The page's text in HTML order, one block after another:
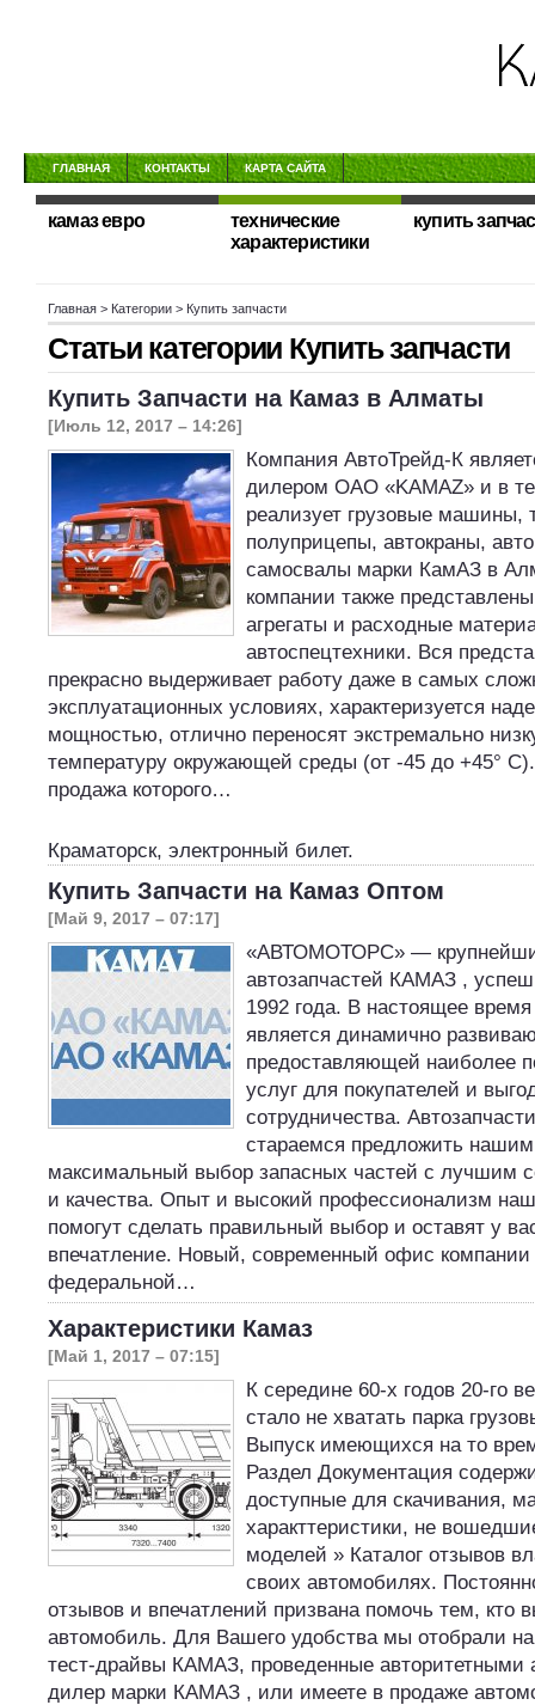
ГЛАВНАЯ КОНТАКТЫ КАРТА САЙТА
камаз евро
технические
характеристики
купить
Главная > Категории > Купить запчасти
Статьи категории Купить запчасти
Купить Запчасти на Камаз в Алматы
[Июль 12, 2017 – 14:26]
Компания АвтоТрейд-К
дилером ОАО «KAMAZ» и в
реализует грузовые машины,
полуприцепы, автокраны,
самосвалы марки КамАЗ в
компании также
агрегаты и расходные
автоспецтехники. Вся
прекрасно выдерживает работу даже в самых
эксплуатационных условиях, характеризуется
мощностью, отлично переносят экстремально
температуру окружающей среды (от -45 до +45°
продажа которого…
Краматорск, электронный билет.
Купить Запчасти на Камаз Оптом
[Май 9, 2017 – 07:17]
«АВТОМОТОРС» —
автозапчастей КАМАЗ ,
1992 года. В настоящее
является динамично
предоставляющей наиболее
услуг для покупателей и
сотрудничества.
стараемся предложить нашим
максимальный выбор запасных частей с лучшим
и качества. Опыт и высокий профессионализм
помогут сделать правильный выбор и оставят у
впечатление. Новый, современный офис компании
федеральной…
Характеристики Камаз
[Май 1, 2017 – 07:15]
К середине 60-х годов 20-го
стало не хватать парка
Выпуск имеющихся на то
Раздел Документация
доступные для скачивания,
характтеристики, не
моделей » Каталог отзывов
своих автомобилях.
отзывов и впечатлений призвана помочь тем, кто
автомобиль. Для Вашего удобства мы отобрали
тест-драйвы КАМАЗ, проведенные авторитетными
дилер марки КАМАЗ , или имеете в продаже